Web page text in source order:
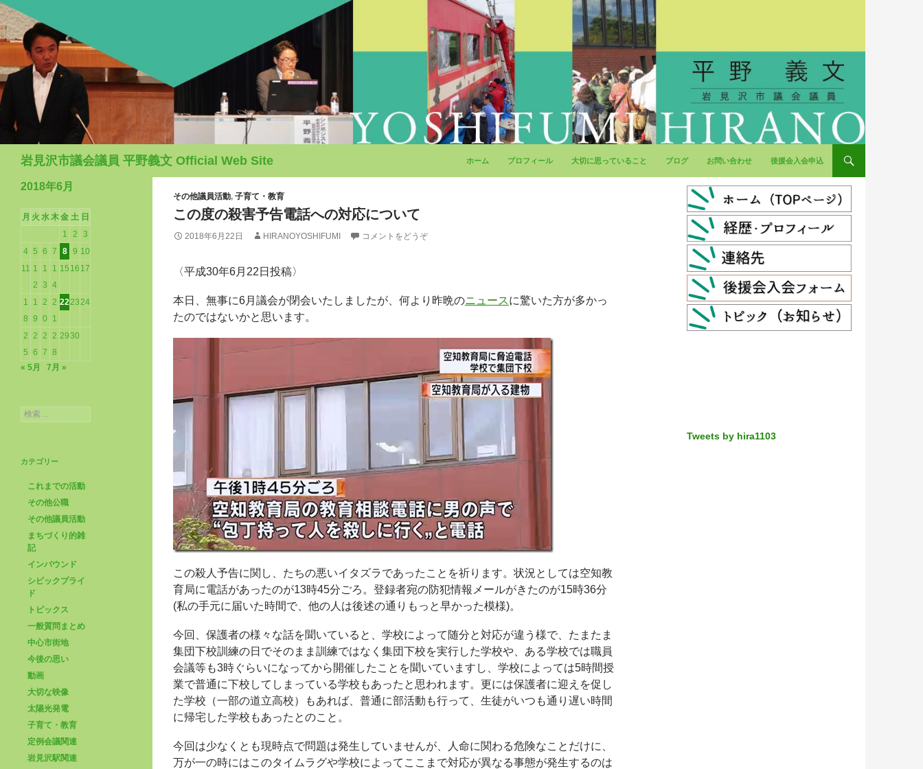
岩見沢市議会議員 平野義文 Official Web Site
ホーム
プロフィール 大切に思っていること ブログ お問い合わせ 後援会入会申込
その他議員活動, 子育て・教育
この度の殺害予告電話への対応について
2018年6月22日 HIRANOYOSHIFUMI コメントをどうぞ
〈平成30年6月22日投稿〉
本日、無事に6月議会が閉会いたしましたが、何より昨晩のニュースに驚いた方が多かっ
たのではないかと思います。
この殺人予告に関し、たちの悪いイタズラであったことを祈ります。状況としては空知教
育局に電話があったのが13時45分ごろ。登録者宛の防犯情報メールがきたのが15時36分
(私の手元に届いた時間で、他の人は後述の通りもっと早かった模様)。
今回、保護者の様々な話を聞いていると、学校によって随分と対応が違う様で、たまたま
集団下校訓練の日でそのまま訓練ではなく集団下校を実行した学校や、ある学校では職員
会議等も3時ぐらいになってから開催したことを聞いていますし、学校によっては5時間授
業で普通に下校してしまっている学校もあったと思われます。更には保護者に迎えを促し
た学校（一部の道立高校）もあれば、普通に部活動も行って、生徒がいつも通り遅い時間
に帰宅した学校もあったとのこと。
今回は少なくとも現時点で問題は発生していませんが、人命に関わる危険なことだけに、
万が一の時にはこのタイムラグや学校によってここまで対応が異なる事態が発生するのは
Tweets by hira1103
2018年6月
月 火 水木金 土 日
1
2
3
4 5 6 7 8 9 10
11 1
2
1
3
1
4
15 16 17
1
8
1
9
2
0
2
1
222324
2
5
2
6
2
7
2
8
2930
« 5月 7月 »
検
索:
カテゴリー
これまでの活動
その他公職
その他議員活動
まちづくり的雑
記
インバウンド
シビックプライ
ド
トピックス
一般質問まとめ
中心市街地
今後の思い
動画
大切な映像
太陽光発電
子育て・教育
定例会議関連
岩見沢駅関連